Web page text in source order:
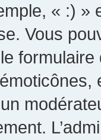
« :) »
Vous